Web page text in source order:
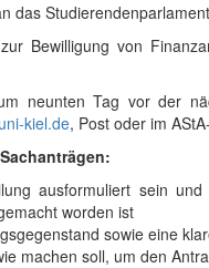
das
Bewilligung von
neunten Tag vor der
kiel.de, Post oder im
ausformuliert sein
worden ist
sowie eine
machen soll, um den